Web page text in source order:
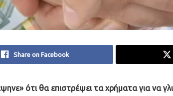
Share on Facebook
ότι θα επιστρέψει τα χρήματα για να